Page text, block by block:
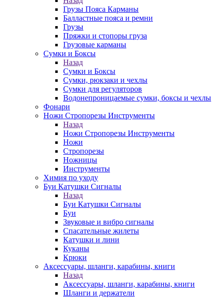
Грузы Пояса Карманы
Балластные пояса и ремни
Грузы
Пряжки и стопоры груза
Грузовые карманы
Сумки и Боксы
Назад
Сумки и Боксы
Сумки, рюкзаки и чехлы
Сумки для регуляторов
Водонепроницаемые сумки, боксы и чехлы
Фонари
Ножи Стропорезы Инструменты
Назад
Ножи Стропорезы Инструменты
Ножи
Стропорезы
Ножницы
Инструменты
Химия по уходу
Буи Катушки Сигналы
Назад
Буи Катушки Сигналы
Буи
Звуковые и вибро сигналы
Спасательные жилеты
Катушки и лини
Куканы
Крюки
Аксессуары, шланги, карабины, книги
Назад
Аксессуары, шланги, карабины, книги
Шланги и держатели